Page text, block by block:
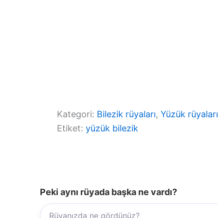
Kategori: Bilezik rüyaları, Yüzük rüyaları
Etiket: yüzük bilezik
Peki aynı rüyada başka ne vardı?